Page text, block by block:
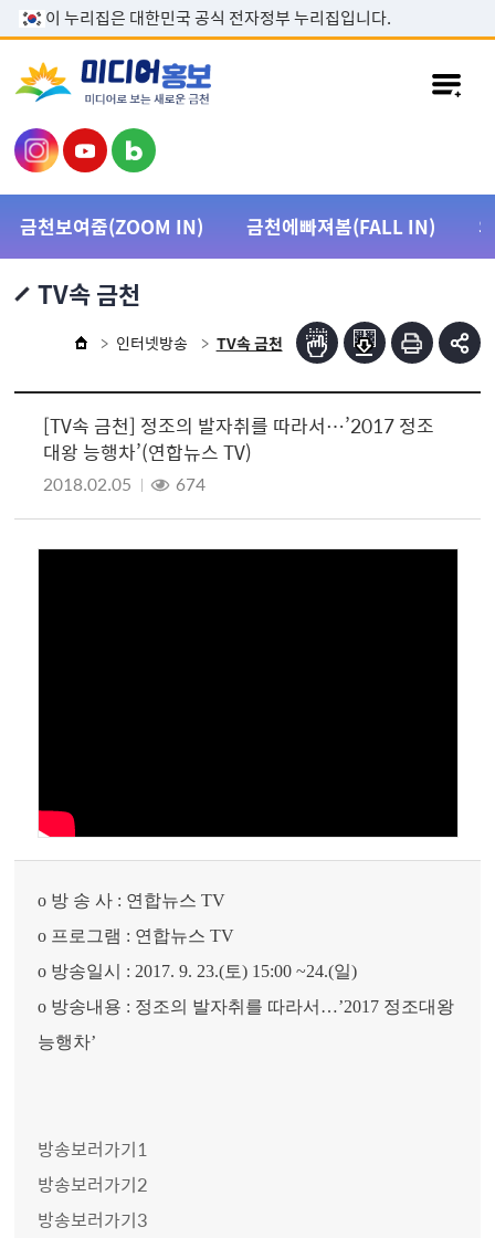
본문 바로가기
이 누리집은 대한민국 공식 전자정부 누리집입니다.
금천보여줌(ZOOM IN) 금천에빠져봄(FALL IN)
TV속 금천
인터넷방송 TV속 금천
[TV속 금천] 정조의 발자취를 따라서…’2017 정조
대왕 능행차’(연합뉴스 TV)
2018.02.05 674
o 방 송 사 : 연합뉴스TV
o 프로그램 : 연합뉴스TV
o 방송일시 : 2017. 9. 23.(토) 15:00 ~24.(일)
o 방송내용 : 정조의 발자취를 따라서 …’2017 정조대왕
능행차’
방송보러가기1
방송보러가기2
방송보러가기3